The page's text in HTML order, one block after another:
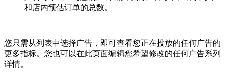
和店内预估订单的总数。
您只需从列表中选择广告，即可查看您正在投放的任何广告的
更多指标。您也可以在此页面编辑您希望修改的任何广告系列
详情。